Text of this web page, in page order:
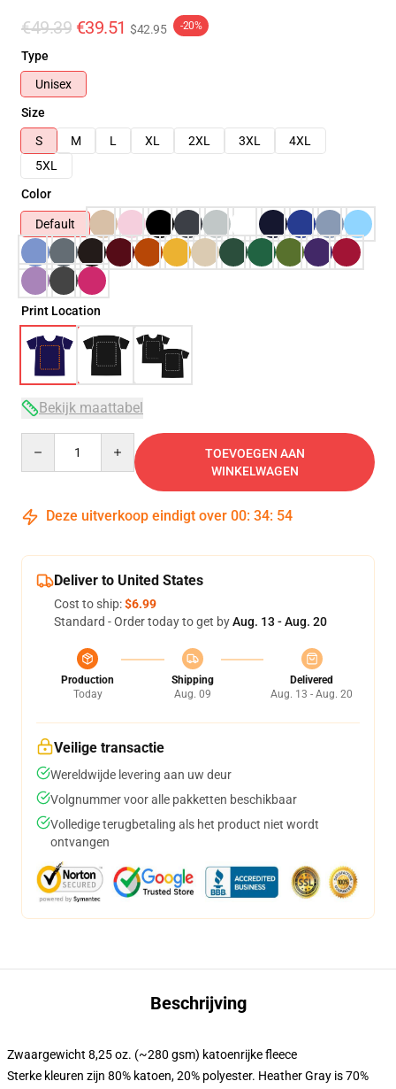
€49.39 €39.51 $42.95 -20%
Type
Unisex
Size
S
M L XL 2XL 3XL
4XL
5XL
Color
Default
Print Location
Bekijk maattabel
TOEVOEGEN AAN
WINKELWAGEN
Deze uitverkoop eindigt over 00: 34: 54
Deliver to United States
Cost to ship:$6.99
Standard - Order today to get byAug. 13 - Aug. 20
Production
Today
Shipping
Aug. 09
Delivered
Aug. 13 - Aug. 20
Veilige transactie
Wereldwijde levering aan uw deur
Volgnummer voor alle pakketten beschikbaar
Volledige terugbetaling als het product niet wordt
ontvangen
Beschrijving
Zwaargewicht 8,25 oz. (~280 gsm) katoenrijke fleece
Sterke kleuren zijn 80% katoen, 20% polyester. Heather Gray is 70%